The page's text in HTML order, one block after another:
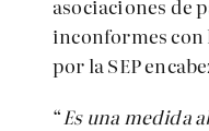
asociaciones de
inconformes
por la SEP
“Es una medida